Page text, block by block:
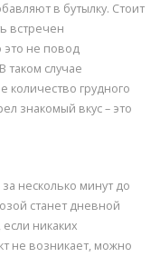
в бутылку. Стоит
встречен
это не повод
таком случае
грудного
знакомый вкус – это
несколько минут до
станет дневной
никаких
не возникает, можно